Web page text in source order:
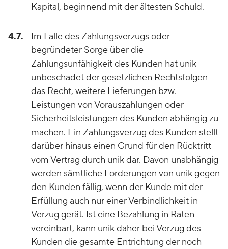
Kapital, beginnend mit der ältesten Schuld.
4.7.
Im Falle des Zahlungsverzugs oder
begründeter Sorge über die
Zahlungsunfähigkeit des Kunden hat unik
unbeschadet der gesetzlichen Rechtsfolgen
das Recht, weitere Lieferungen bzw.
Leistungen von Vorauszahlungen oder
Sicherheitsleistungen des Kunden abhängig zu
machen. Ein Zahlungsverzug des Kunden stellt
darüber hinaus einen Grund für den Rücktritt
vom Vertrag durch unik dar. Davon unabhängig
werden sämtliche Forderungen von unik gegen
den Kunden fällig, wenn der Kunde mit der
Erfüllung auch nur einer Verbindlichkeit in
Verzug gerät. Ist eine Bezahlung in Raten
vereinbart, kann unik daher bei Verzug des
Kunden die gesamte Entrichtung der noch